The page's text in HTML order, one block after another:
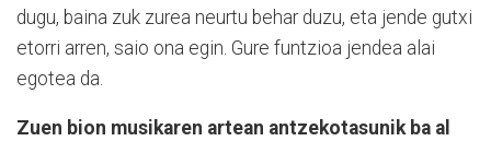
dugu, baina zuk zurea neurtu behar duzu, eta jende gutxi
etorri arren, saio ona egin. Gure funtzioa jendea alai
egotea da.
Zuen bion musikaren artean antzekotasunik ba al